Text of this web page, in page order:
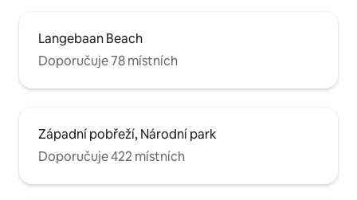
Langebaan Beach
Doporučuje 78 místních
Západní pobřeží, Národní park
Doporučuje 422 místních